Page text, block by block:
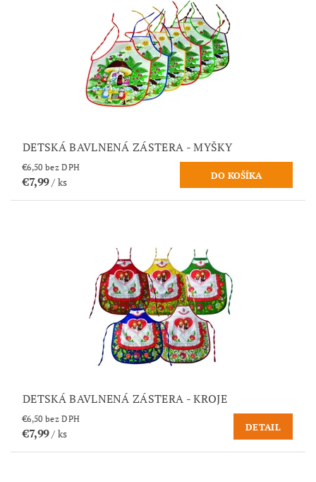
DETSKÁ BAVLNENÁ ZÁSTERA - MYŠKY
€6,50 bez DPH
€7,99/ ks
DETSKÁ BAVLNENÁ ZÁSTERA - KROJE
€6,50 bez DPH
€7,99/ ks
DETAIL